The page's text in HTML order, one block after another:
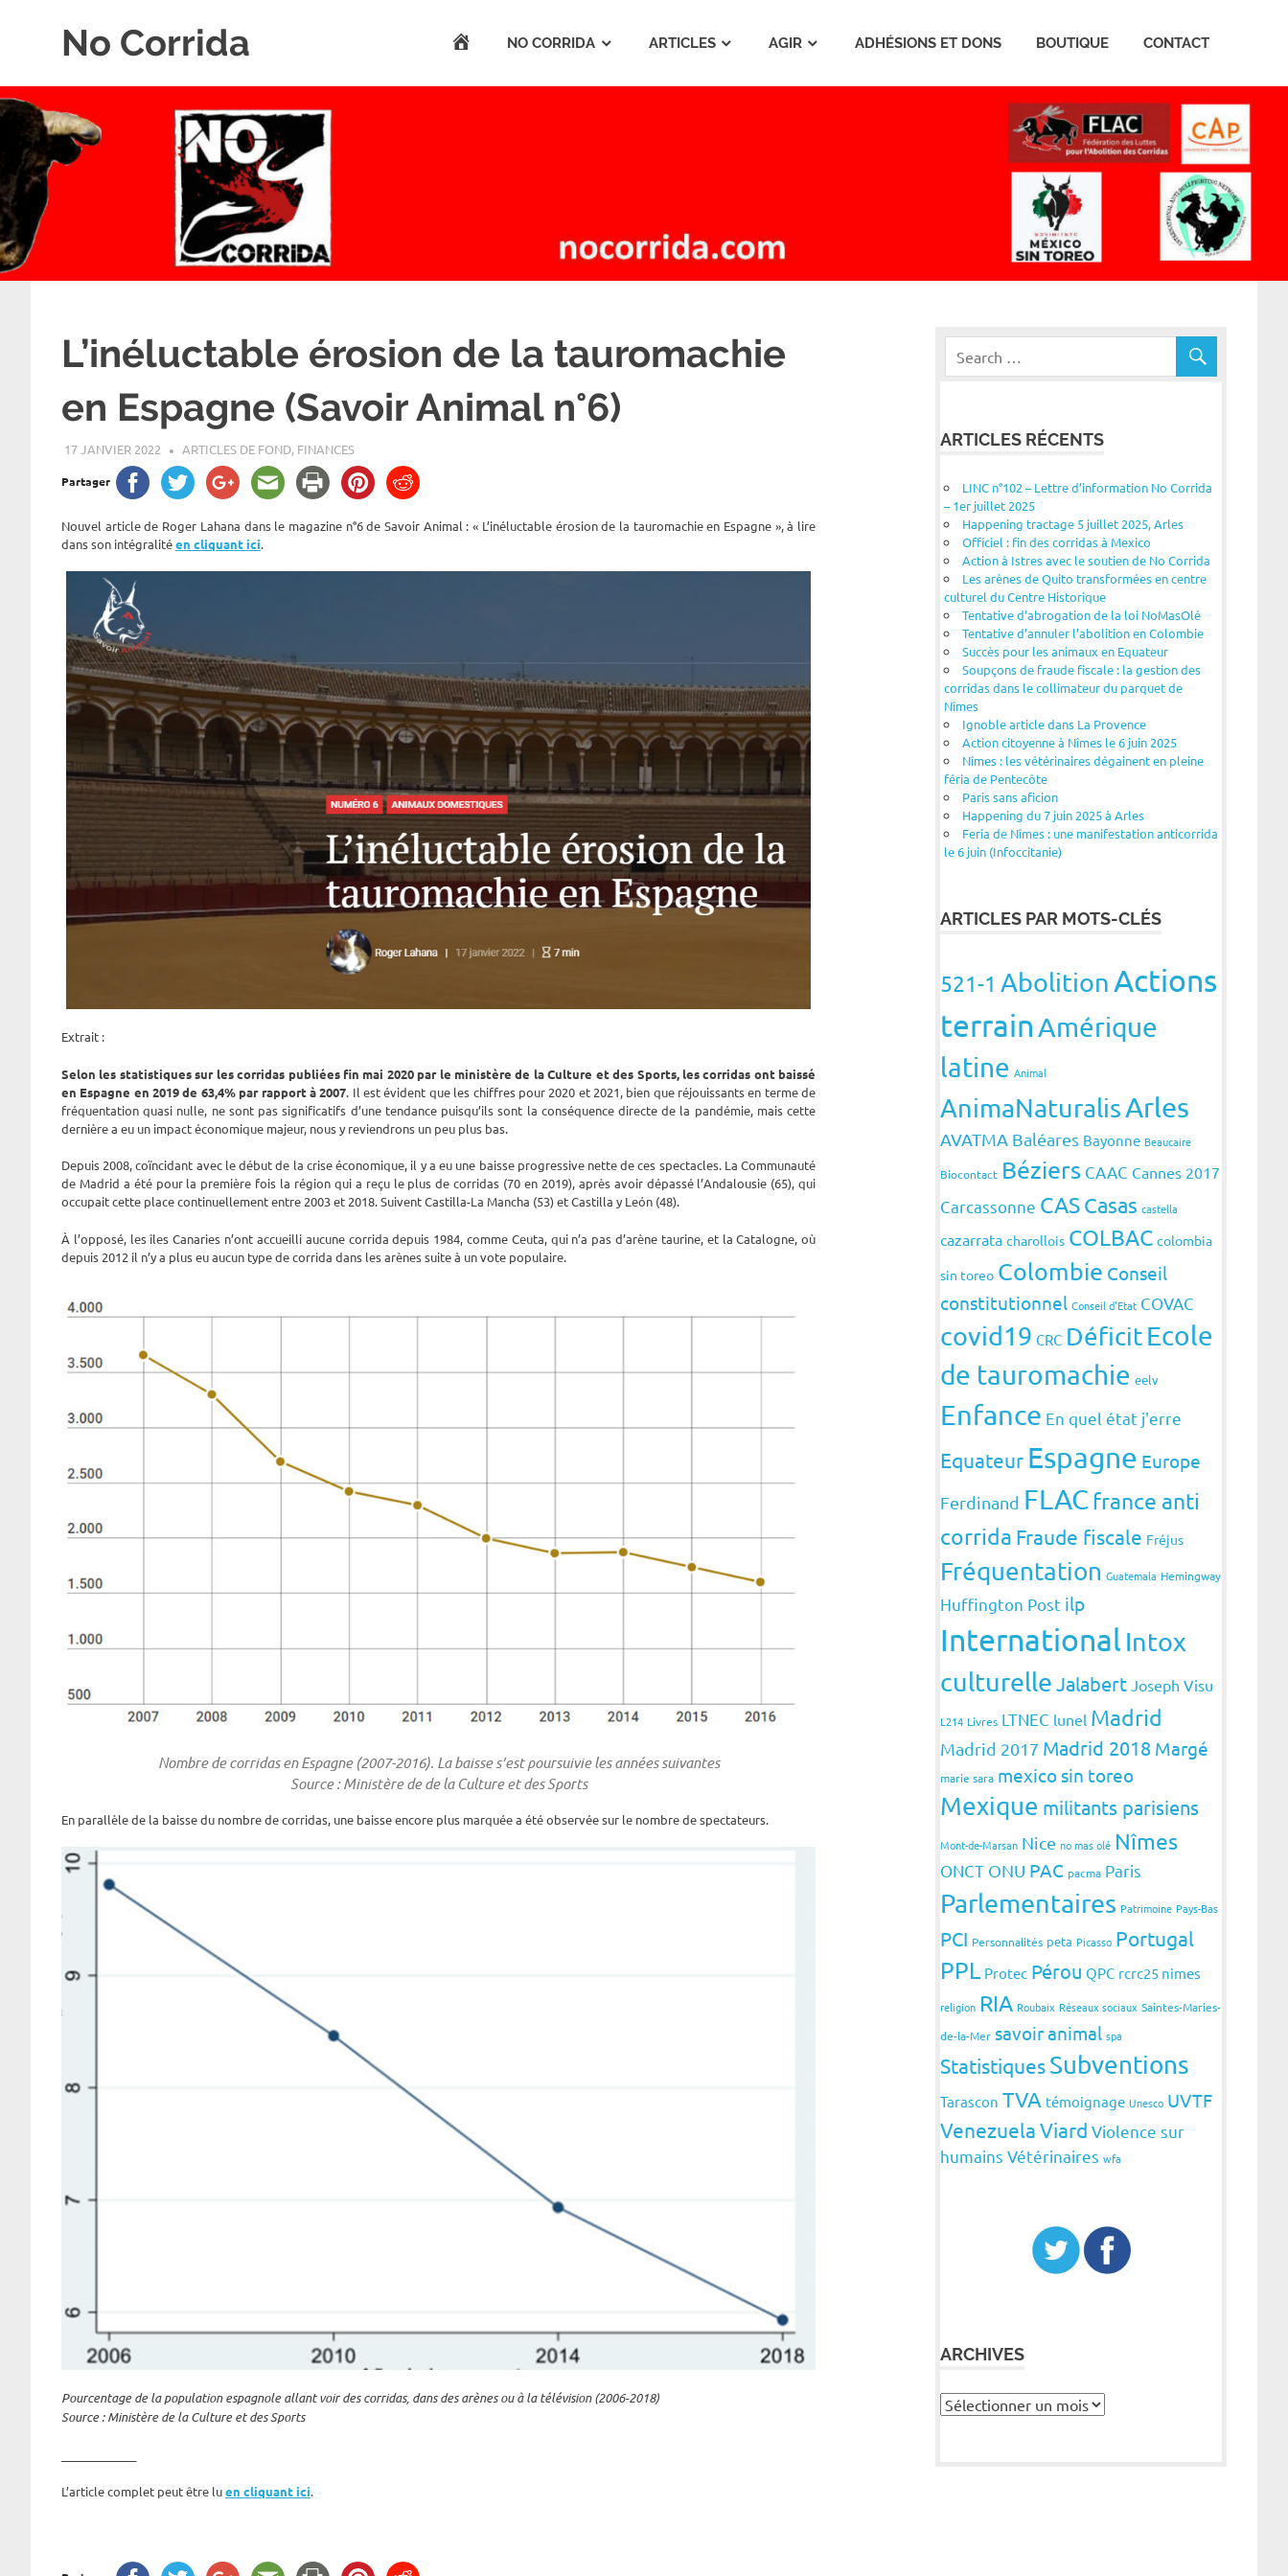
No Corrida
la
corrida
ACCUEILNO CORRIDA ARTICLES AGIR ADHÉSIONS ET DONS BOUTIQUE CONTACT
L’inéluctable érosion de la tauromachie
en Espagne (Savoir Animal n°6)
17 JANVIER 2022 ROGER LAHANA
ARTICLES DE FOND, FINANCES
Partager
Nouvel article de Roger Lahana dans le magazine n°6 de Savoir Animal : « L’inéluctable érosion de la tauromachie en Espagne », à lire
dans son intégralitéen cliquant ici.
Extrait :
Selon les statistiques sur les corridas publiées fin mai 2020 par le ministère de la Culture et des Sports, les corridas ont baissé
en Espagne en 2019 de 63,4% par rapport à 2007. Il est évident que les chiffres pour 2020 et 2021, bien que réjouissants en terme de
fréquentation quasi nulle, ne sont pas significatifs d’une tendance puisqu’ils sont la conséquence directe de la pandémie, mais cette
dernière a eu un impact économique majeur, nous y reviendrons un peu plus bas.
Depuis 2008, coïncidant avec le début de la crise économique, il y a eu une baisse progressive nette de ces spectacles. La Communauté
de Madrid a été pour la première fois la région qui a reçu le plus de corridas (70 en 2019), après avoir dépassé l’Andalousie (65), qui
occupait cette place continuellement entre 2003 et 2018. Suivent Castilla-La Mancha (53) et Castilla y León (48).
À l’opposé, les îles Canaries n’ont accueilli aucune corrida depuis 1984, comme Ceuta, qui n’a pas d’arène taurine, et la Catalogne, où
depuis 2012 il n’y a plus eu aucun type de corrida dans les arènes suite à un vote populaire.
Nombre de corridas en Espagne (2007-2016). La baisse s’est poursuivie les années suivantes
Source : Ministère de de la Culture et des Sports
En parallèle de la baisse du nombre de corridas, une baisse encore plus marquée a été observée sur le nombre de spectateurs.
Pourcentage de la population espagnole allant voir des corridas, dans des arènes ou à la télévision (2006-2018)
Source : Ministère de la Culture et des Sports
L’article complet peut être luen cliquant ici.
ARTICLES RÉCENTS
LINC n°102 – Lettre d’information No Corrida
– 1er juillet 2025
Happening tractage 5 juillet 2025, Arles
Officiel : fin des corridas à Mexico
Action à Istres avec le soutien de No Corrida
Les arènes de Quito transformées en centre
culturel du Centre Historique
Tentative d’abrogation de la loi NoMasOlé
Tentative d’annuler l’abolition en Colombie
Succès pour les animaux en Equateur
Soupçons de fraude fiscale : la gestion des
corridas dans le collimateur du parquet de
Nîmes
Ignoble article dans La Provence
Action citoyenne à Nîmes le 6 juin 2025
Nîmes : les vétérinaires dégainent en pleine
féria de Pentecôte
Paris sans aficion
Happening du 7 juin 2025 à Arles
Feria de Nîmes : une manifestation anticorrida
le 6 juin (Infoccitanie)
ARTICLES PAR MOTS-CLÉS
521-1 AbolitionActions
terrainAmérique
latine Animal
AnimaNaturalisArles
AVATMA Baléares Bayonne Beaucaire
Biocontact Béziers CAAC Cannes 2017
Carcassonne CASCasas castella
cazarrata charollois COLBAC colombia
sin toreo Colombie Conseil
constitutionnel Conseil d'Etat COVAC
covid19 CRC DéficitEcole
de tauromachie eelv
Enfance En quel état j'erre
Equateur Espagne Europe
Ferdinand FLAC france anti
corrida Fraude fiscale Fréjus
Fréquentation Guatemala Hemingway
Huffington Post ilp
International Intox
culturelle Jalabert Joseph Visu
L214 Livres LTNEC lunel Madrid
Madrid 2017 Madrid 2018 Margé
marie sara mexico sin toreo
Mexique militants parisiens
Mont-de-Marsan Nice no mas olé Nîmes
ONCT ONU PAC pacma Paris
Parlementaires Patrimoine Pays-Bas
PCI Personnalités peta Picasso Portugal
PPL Protec Pérou QPC rcrc25 nimes
religion RIA Roubaix Réseaux sociaux Saintes-Maries-
de-la-Mer savoir animal spa
StatistiquesSubventions
Tarascon TVA témoignage Unesco UVTF
VenezuelaViard Violence sur
humains Vétérinaires wfa
ARCHIVES
Archives